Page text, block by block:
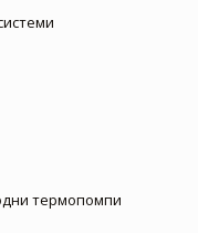
термопомпи